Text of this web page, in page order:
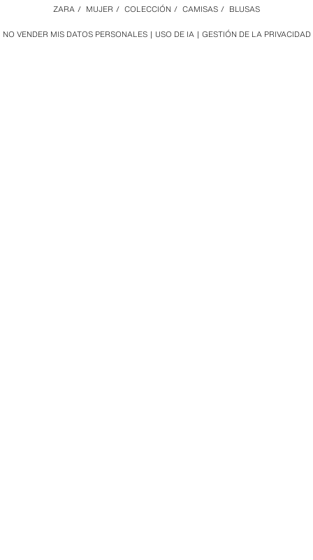
NO VENDER MIS DATOS PERSONALES USO DE IA GESTIÓN DE LA PRIVACIDAD
ZARA / MUJER / COLECCIÓN / CAMISAS / BLUSAS